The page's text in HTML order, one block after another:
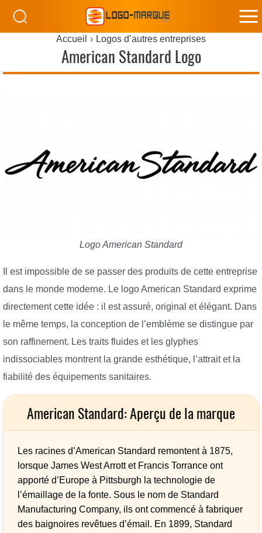
Accueil Logos d’autres entreprises
American Standard Logo
Logo American Standard
Il est impossible de se passer des produits de cette entreprise
dans le monde moderne. Le logo American Standard exprime
directement cette idée : il est assuré, original et élégant. Dans
le même temps, la conception de l’emblème se distingue par
son raffinement. Les traits fluides et les glyphes
indissociables montrent la grande esthétique, l’attrait et la
fiabilité des équipements sanitaires.
American Standard: Aperçu de la marque
Les racines d’American Standard remontent à 1875,
lorsque James West Arrott et Francis Torrance ont
apporté d’Europe à Pittsburgh la technologie de
l’émaillage de la fonte. Sous le nom de Standard
Manufacturing Company, ils ont commencé à fabriquer
des baignoires revêtues d’émail. En 1899, Standard